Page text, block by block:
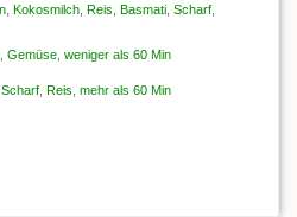
Kokosmilch Reis Basmati Scharf
Gemüse weniger als 60 Min
Scharf Reis mehr als 60 Min